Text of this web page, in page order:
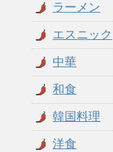
ラーメン
エスニック
中華
和食
韓国料理
洋食